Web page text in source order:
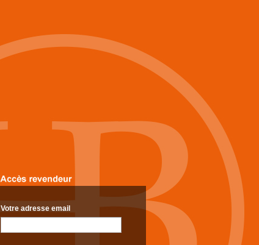
Votre adresse email